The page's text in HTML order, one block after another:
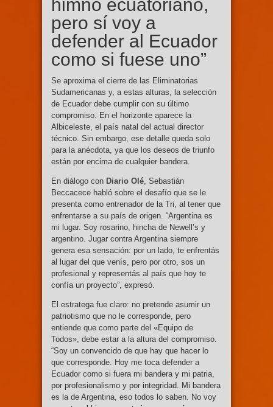
himno ecuatoriano,
pero sí voy a
defender al Ecuador
como si fuese uno”
Se aproxima el cierre de las Eliminatorias
Sudamericanas y, a estas alturas, la selección
de Ecuador debe cumplir con su último
compromiso. En el horizonte aparece la
Albiceleste, el país natal del actual director
técnico. Sin embargo, ese detalle queda solo
para la anécdota, ya que los deseos de triunfo
están por encima de cualquier bandera.
En diálogo con Diario Olé , Sebastián
Beccacece habló sobre el desafío que se le
presenta como entrenador de la Tri, al tener que
enfrentarse a su país de origen. “Argentina es
mi lugar. Soy rosarino, hincha de Newell’s y
argentino. Jugar contra Argentina siempre
genera esa sensación: por un lado, te enfrentás
al lugar del que venís, pero por otro, sos un
profesional y representás al país que hoy te
confía un proyecto”, expresó.
El estratega fue claro: no pretende asumir un
patriotismo que no le corresponde, pero
entiende que como parte del «Equipo de
Todos», debe estar a la altura del compromiso.
“Soy un convencido de que hay que hacer lo
que corresponde. Hoy me toca defender a
Ecuador como si fuera mi bandera y mi patria,
por profesionalismo y por integridad. Mi bandera
es la de Argentina, eso todos lo saben. No voy